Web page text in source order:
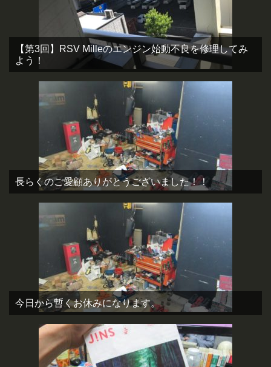
【第3回】RSV Milleのエンジン始動不良を修理してみ
よう！
長らくのご愛顧ありがとうございました！！
今日から暫くお休みになります。